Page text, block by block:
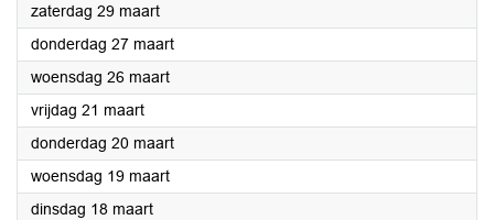
zaterdag 29 maart2025
donderdag 27 maart2025
woensdag 26 maart2025
vrijdag 21 maart2025
donderdag 20 maart2025
woensdag 19 maart2025
dinsdag 18 maart2025